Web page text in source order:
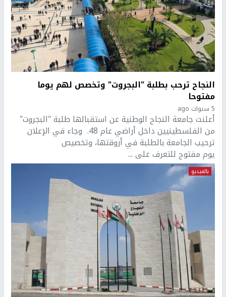
النجاح ترحب بطلبة "البجروت" وتخصص لهم يوما
مفتوحا
5 سنوات ago
أعلنت جامعة النجاح الوطنية عن استقبالها طلبة "البجروت"
من الفلسطينيين داخل أراضي عام 48. وجاء في الإعلان
ترحيب الجامعة بالطلبة في أروقتها، وتخصيص
يوم مفتوح للتعرف على ...
بالفيديو